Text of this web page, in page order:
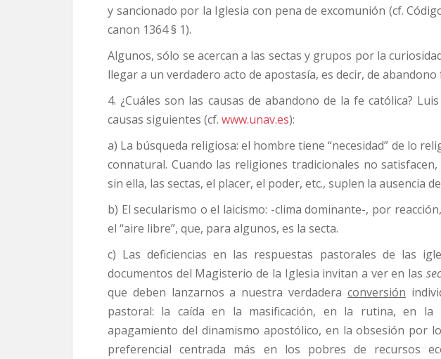
y sancionado por la Iglesia con pena de excomunión (cf.
canon 1364 § 1).
Algunos, sólo se acercan a las sectas y grupos por la
llegar a un verdadero acto de apostasía, es decir, de
4. ¿Cuáles son las causas de abandono de la fe católica?
causas siguientes (cf. www.unav.es):
a) La búsqueda religiosa: el hombre tiene “necesidad” de lo
connatural. Cuando las religiones tradicionales no
sin ella, las sectas, el placer, el poder, etc., suplen la ausencia
b) El secularismo o el laicismo: -clima dominante-, por
el “aire libre”, que, para algunos, es la secta.
c) Las deficiencias en las respuestas pastorales de las
documentos del Magisterio de la Iglesia invitan a ver en las
que deben lanzarnos a nuestra verdadera conversión
pastoral: la caída en la masificación, en la rutina, en la
apagamiento del dinamismo apostólico, en la obsesión por
preferencial centrada más en los pobres de recursos